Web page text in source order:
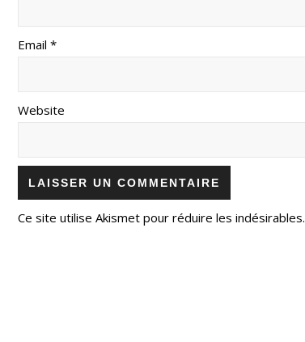
Email *
Website
Ce site utilise Akismet pour réduire les indésirables.